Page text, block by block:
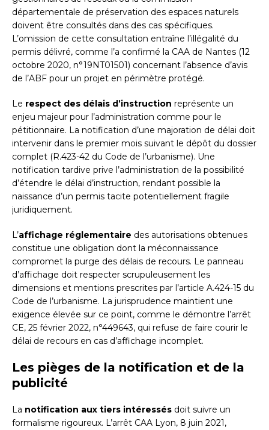
départementale de préservation des espaces naturels
doivent être consultés dans des cas spécifiques.
L’omission de cette consultation entraîne l’illégalité du
permis délivré, comme l’a confirmé la CAA de Nantes (12
octobre 2020, n°19NT01501) concernant l’absence d’avis
de l’ABF pour un projet en périmètre protégé.
Le respect des délais d’instruction représente un
enjeu majeur pour l’administration comme pour le
pétitionnaire. La notification d’une majoration de délai doit
intervenir dans le premier mois suivant le dépôt du dossier
complet (R.423-42 du Code de l’urbanisme). Une
notification tardive prive l’administration de la possibilité
d’étendre le délai d’instruction, rendant possible la
naissance d’un permis tacite potentiellement fragile
juridiquement.
L’affichage réglementaire des autorisations obtenues
constitue une obligation dont la méconnaissance
compromet la purge des délais de recours. Le panneau
d’affichage doit respecter scrupuleusement les
dimensions et mentions prescrites par l’article A.424-15 du
Code de l’urbanisme. La jurisprudence maintient une
exigence élevée sur ce point, comme le démontre l’arrêt
CE, 25 février 2022, n°449643, qui refuse de faire courir le
délai de recours en cas d’affichage incomplet.
Les pièges de la notification et de la
publicité
La notification aux tiers intéressés doit suivre un
formalisme rigoureux. L’arrêt CAA Lyon, 8 juin 2021,